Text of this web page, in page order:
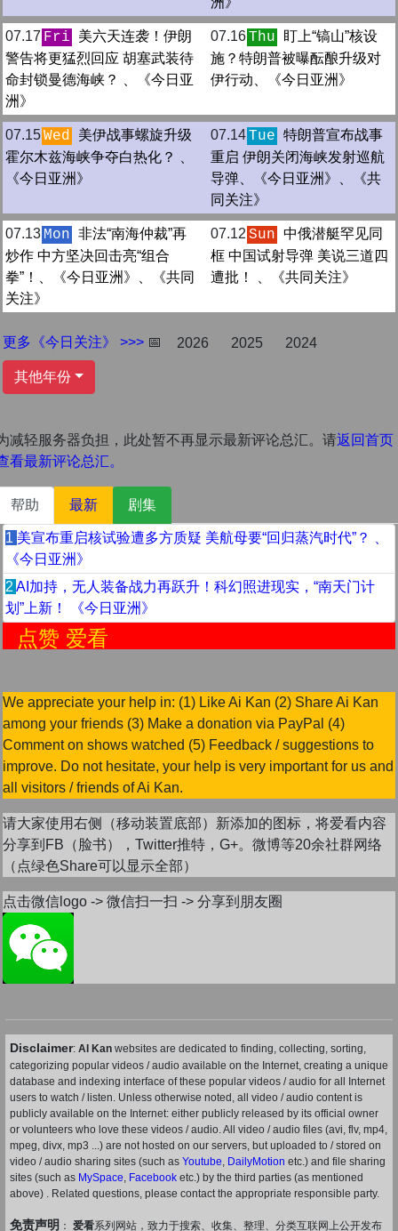
07.17 Fri
美六天连袭！伊朗
警告将更猛烈回应 胡塞武装待
命封锁曼德海峡？ 、《今日亚
洲》
07.16Thu
盯上“镐山”核设
施？特朗普被曝酝酿升级对
伊行动、《今日亚洲》
07.15Wed
美伊战事螺旋升级
霍尔木兹海峡争夺白热化？ 、
《今日亚洲》
07.14Tue 特朗普宣布战事
重启 伊朗关闭海峡发射巡航
导弹、《今日亚洲》、《共
同关注》
07.13 Mon 非法“南海仲裁”再
炒作 中方坚决回击亮“组合
拳”！、《今日亚洲》、《共同
关注》
07.12 Sun 中俄潜艇罕见同
框 中国试射导弹 美说三道四
遭批！ 、《共同关注》
更多《今日关注》 >>> 📅 2026 2025 2024
其他年份
减轻服务器负担，此处暂不再显示最新评论总汇。请返回首页
看最新评论总汇。
帮助 最新 剧集
1 美宣布重启核试验遭多方质疑 美航母要“回归蒸汽时代”？ 、
《今日亚洲》
2 AI加持，无人装备战力再跃升！科幻照进现实，“南天门计
划”上新！ 《今日亚洲》
爱看
We appreciate your help in: (1) Like Ai Kan (2) Share Ai Kan
among your friends (3) Make a donation via PayPal (4)
Comment on shows watched (5) Feedback / suggestions to
improve. Do not hesitate, your help is very important for us and
all visitors / friends of Ai Kan.
请大家使用右侧（移动装置底部）新添加的图标，将爱看内容
分享到FB（脸书），Twitter推特，G+。微博等20余社群网络
（点绿色Share可以显示全部）
点击微信logo -> 微信扫一扫 -> 分享到朋友圈
Disclaimer: AI Kan websites are dedicated to finding, collecting, sorting,
categorizing popular videos / audio available on the Internet, creating a unique
database and indexing interface of these popular videos / audio for all Internet
users to watch / listen. Unless otherwise noted, all video / audio content is
publicly available on the Internet: either publicly released by its official owner
or volunteers who love these videos / audio. All video / audio files (avi, flv, mp4,
mpeg, divx, mp3 ...) are not hosted on our servers, but uploaded to / stored on
video / audio sharing sites (such as Youtube DailyMotion etc.) and file sharing
sites (such as MySpace Facebook etc.) by the third parties (as mentioned
above) . Related questions, please contact the appropriate responsible party.
免责声明 ： 爱看系列网站，致力于搜索、收集、整理、分类互联网上公开发布